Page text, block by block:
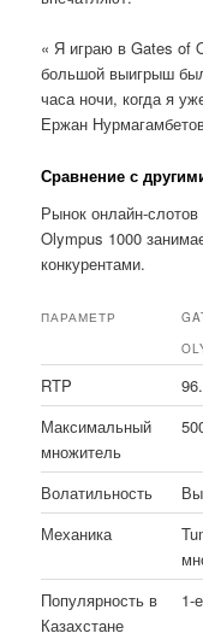
« Я играю в Gates of
большой выигрыш
часа ночи, когда я
Ержан
Сравнение с
Рынок онлайн-
Olympus 1000
конкурентами.
ПАРАМЕТР
RTP
Максимальный
множитель
Волатильность
Механика
Популярность в
Казахстане
1-